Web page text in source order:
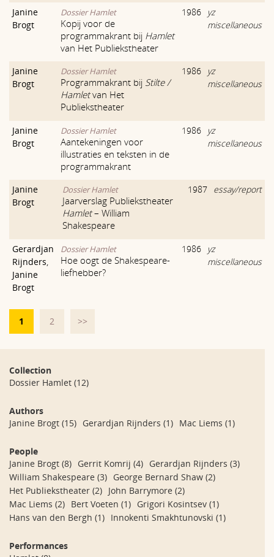
Janine
Brogt
Dossier Hamlet
Kopij voor de
programmakrant bij Hamlet
van Het Publiekstheater
1986
yz
miscellaneous
Janine
Brogt
Dossier Hamlet
Programmakrant bij Stilte /
Hamletvan Het
Publiekstheater
1986
yz
miscellaneous
Janine
Brogt
Dossier Hamlet
Aantekeningen voor
illustraties en teksten in de
programmakrant
1986
yz
miscellaneous
Janine
Brogt
Dossier Hamlet
Jaarverslag Publiekstheater
Hamlet– William
Shakespeare
1987 essay/report
Gerardjan
Rijnders
Janine
Brogt
Dossier Hamlet
Hoe oogt de Shakespeare-
liefhebber?
1986
yz
miscellaneous
1 2 >>
Collection
Dossier Hamlet (12)
Authors
Janine Brogt (15) Gerardjan Rijnders (1) Mac Liems (1)
People
Janine Brogt (8) Gerrit Komrij (4) Gerardjan Rijnders (3)
William Shakespeare (3) George Bernard Shaw (2)
Het Publiekstheater (2) John Barrymore (2)
Mac Liems (2) Bert Voeten (1) Grigori Kosintsev (1)
Hans van den Bergh (1) Innokenti Smakhtunovski (1)
Performances